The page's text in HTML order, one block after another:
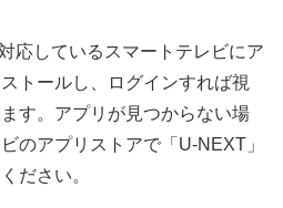
応しているスマートテレビにア
トールし、ログインすれば視
す。アプリが見つからない場
のアプリストアで「U-NEXT」
ださい。